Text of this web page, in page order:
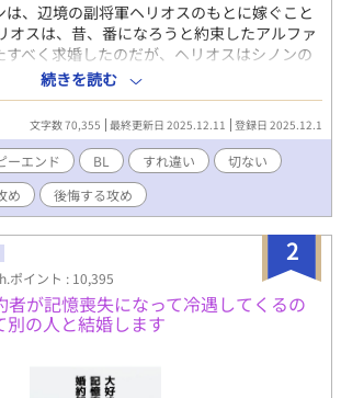
、辺境の副将軍ヘリオスのもとに嫁ぐこと
オスは、昔、番になろうと約束したアルファ
べく求婚したのだが、ヘリオスはシノンの
手にしてくれない。 こうなることは最初から
でもあなたのそばにいさせてほしい。どうせ
それまでの間、一緒にいられたら充分だ
ない献身愛ストーリー！
続きを読む
文字数 70,355 最終更新日 2025.12.11 登録日 2025.12.1
ーエンド BL すれ違い
切ない
め 後悔する攻め
2
ポイント : 10,395
者が記憶喪失になって冷遇してくるの
別の人と結婚します